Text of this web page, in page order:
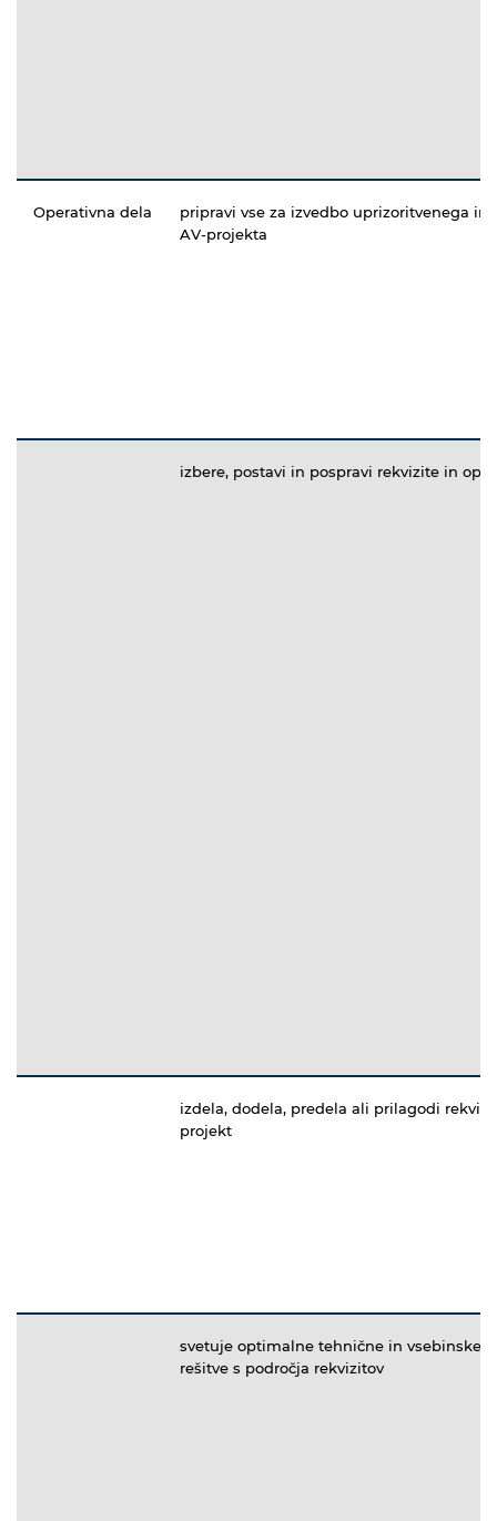
Operativna dela
pripravi vse za izvedbo uprizoritvenega in/
AV-projekta
izbere, postavi in pospravi rekvizite in
izdela, dodela, predela ali prilagodi
projekt
svetuje optimalne tehnične in vsebinske
rešitve s področja rekvizitov